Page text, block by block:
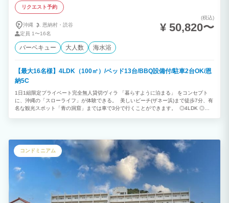
リクエスト予約
沖縄 恩納村・ 読谷
定員 1〜16名
(税込)
¥ 50,820〜
バーベキュー 大人数 海水浴
【最大16名様】4LDK（100㎡）/ベッド13台/BBQ設備付/駐車2台OK/恩
納5C
1日1組限定プライベート完全無人貸切ヴィラ 「暮らすように泊まる」 をコンセプト
に、沖縄の「スローライフ」が体験できる。 美しいビーチ(ザネー浜)まで徒歩7分、有
名な観光スポット「青の洞窟」までは車で3分で行くことができます。 ◎4LDK ◎最
コンドミニアム